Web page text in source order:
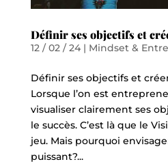
Définir ses objectifs et
12 / 02 / 24| Mindset &
Définir ses objectifs et
Lorsque l’on est
visualiser clairement ses
le succès. C’est là que le
jeu. Mais pourquoi
puissant?...